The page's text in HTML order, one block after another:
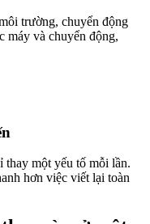
trường, chuyển động
máy và chuyển động,
thay một yếu tố mỗi lần.
hơn việc viết lại toàn